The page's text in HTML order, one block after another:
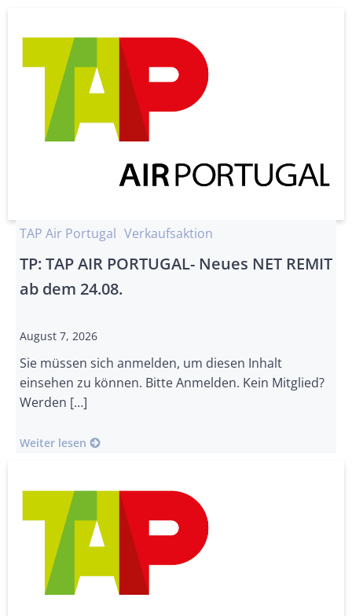
TAP Air Portugal Verkaufsaktion
TP: TAP AIR PORTUGAL- Neues NET REMIT
ab dem 24.08.
August 7, 2026
Sie müssen sich anmelden, um diesen Inhalt
einsehen zu können. Bitte Anmelden. Kein Mitglied?
Werden […]
Weiter lesen